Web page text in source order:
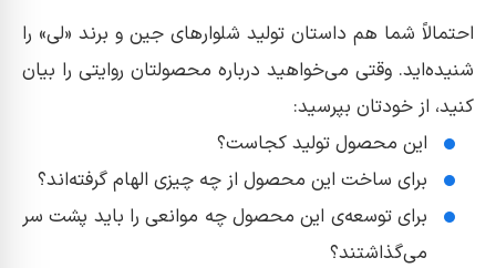
احتمالاً شما هم داستان تولید شلوار‌های جین و برند «لی» را
شنیده‌اید. وقتی می‌خواهید درباره محصولتان روایتی را بیان
کنید، از خودتان بپرسید:
این محصول تولید کجاست؟
برای ساخت این محصول از چه چیزی الهام گرفته‌اند؟
برای توسعه‌ی این محصول چه موانعی را باید پشت سر
می‌گذاشتند؟